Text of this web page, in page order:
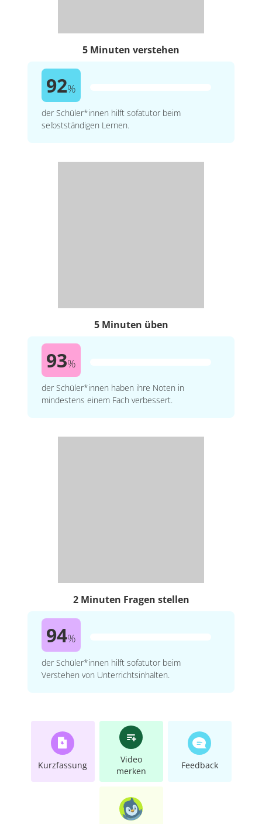
5 Minuten verstehen
92%
der Schüler*innen hilft sofatutor beim
selbstständigen Lernen.
5 Minuten üben
93%
der Schüler*innen haben ihre Noten in
mindestens einem Fach verbessert.
2 Minuten Fragen stellen
94%
der Schüler*innen hilft sofatutor beim
Verstehen von Unterrichtsinhalten.
Kurzfassung
Video
merken
Feedback